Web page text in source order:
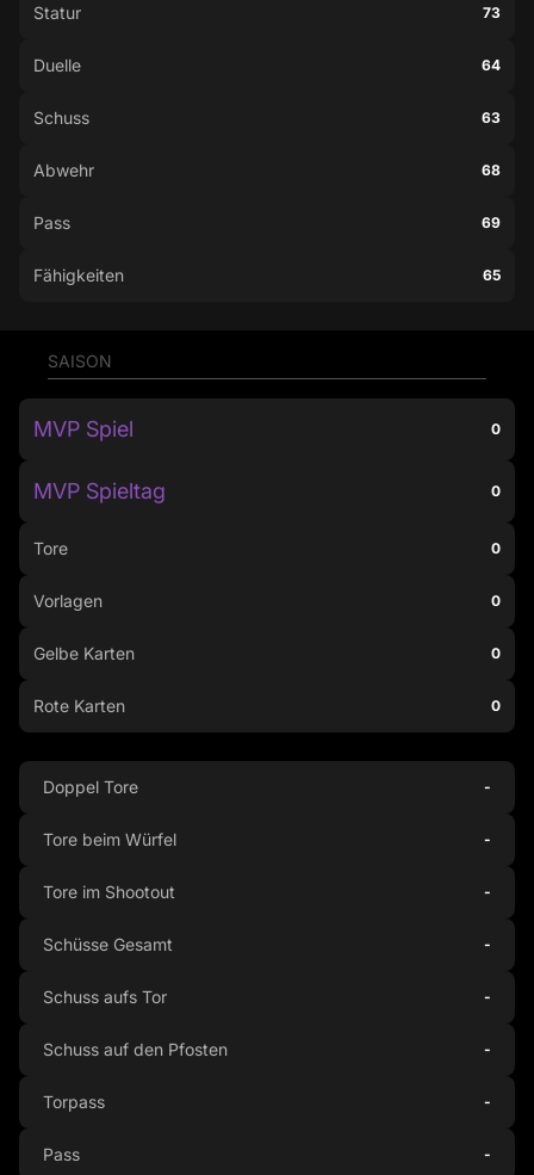
Statur 73
Duelle 64
Schuss 63
Abwehr 68
Pass 69
Fähigkeiten 65
SAISON
MVP Spiel 0
MVP Spieltag 0
Tore 0
Vorlagen 0
Gelbe Karten 0
Rote Karten 0
Doppel Tore -
Tore beim Würfel -
Tore im Shootout -
Schüsse Gesamt -
Schuss aufs Tor -
Schuss auf den Pfosten -
Torpass -
Pass -